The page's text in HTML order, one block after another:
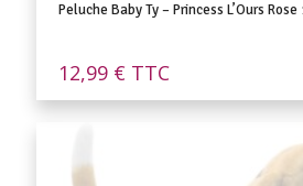
Peluche Baby Ty – Princess L’Ours Rose
12,99 € TTC